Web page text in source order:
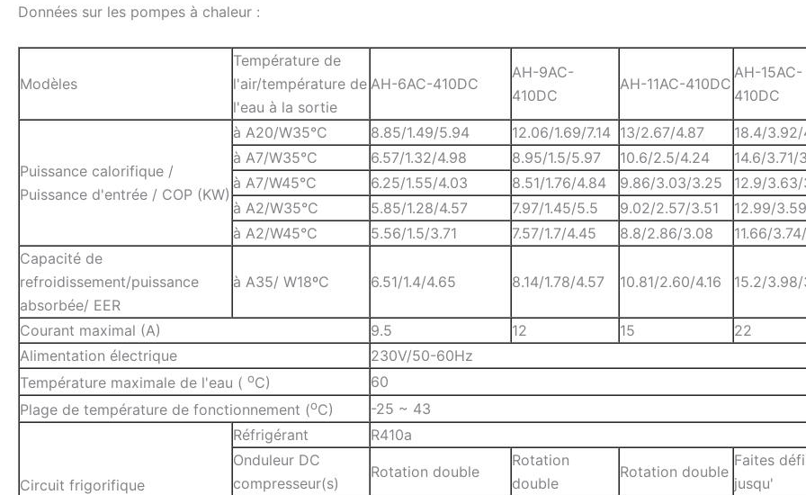
Données sur les pompes à chaleur :
Modèles
Température de
l'air/température de
l'eau à la sortie
AH-6AC-410DC
AH-9AC-
410DC
AH-11AC-410DC
AH-15AC-
410DC
Puissance calorifique /
Puissance d'entrée / COP (KW)
à A20/W35°C 8.85/1.49/5.94 12.06/1.69/7.14 13/2.67/4.87
18.4/3.92/
à A7/W35°C
6.57/1.32/4.98 8.95/1.5/5.97 10.6/2.5/4.24
14.6/3.71/
à A7/W45°C
6.25/1.55/4.03 8.51/1.76/4.84 9.86/3.03/3.25
12.9/
à A2/W35°C
5.85/1.28/4.57 7.97/1.45/5.5 9.02/2.57/3.51
12.99/
à A2/W45°C
5.56/1.5/3.71 7.57/1.7/4.45 8.8/2.86/3.08
11.66/
Capacité de
refroidissement/puissance
absorbée/ EER
à A35/ W18ºC 6.51/1.4/4.65 8.14/1.78/4.57 10.81/2.60/4.16 15.2/
Courant maximal (A) 9.5 12 15
22
Alimentation électrique
230V/50-60Hz
Température maximale de l'eau ( oC)
60
Plage de température de fonctionnement (oC) -25 ~ 43
Circuit frigorifique
Réfrigérant
R410a
Onduleur DC
compresseur(s)
Rotation double
Rotation
double
Rotation double
Faites
jusqu'